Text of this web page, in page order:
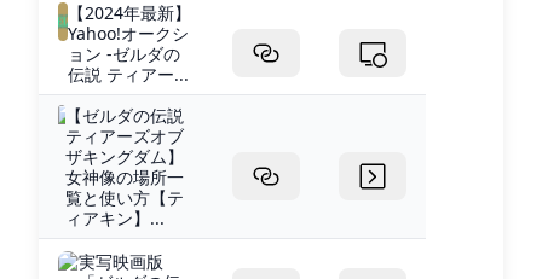
【2024年最新】
Yahoo!オークシ
ョン -ゼルダの
伝説 ティアー...
【ゼルダの伝説
ティアーズオブ
ザキングダム】
女神像の場所一
覧と使い方【テ
ィアキン】...
実写映画版